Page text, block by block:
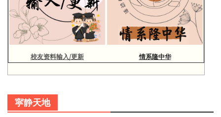
校友资料输入/更新 情系隆中华
寜静天地